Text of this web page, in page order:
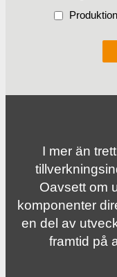
I mer än
Oavsett om
komponenter
en del av
framtid på